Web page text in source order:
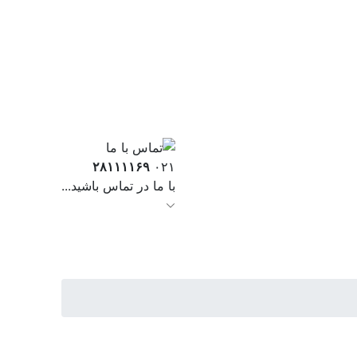
۰۲۱ ۲۸۱۱۱۱۶۹
با ما در تماس باشید...